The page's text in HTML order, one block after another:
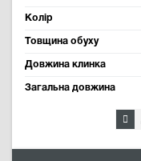
Колір
Товщина обуху
Довжина клинка
Загальна довжина